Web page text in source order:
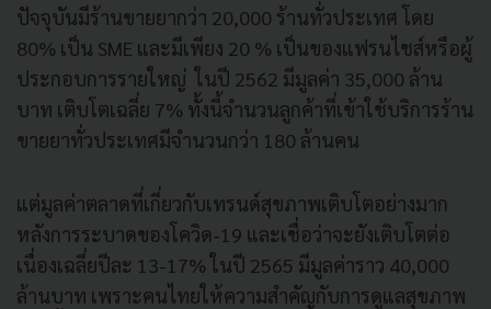
ปัจจุบันมีร้านขายยากว่า 20,000 ร้านทั่วประเทศ โดย
80% เป็น SME และมีเพียง 20 % เป็นของแฟรนไชส์หรือผู้
ประกอบการรายใหญ่ ในปี 2562 มีมูลค่า 35,000 ล้าน
บาท เติบโตเฉลี่ย 7% ทั้งนี้จำนวนลูกค้าที่เข้าใช้บริการร้าน
ขายยาทั่วประเทศมีจำนวนกว่า 180 ล้านคน
แต่มูลค่าตลาดที่เกี่ยวกับเทรนด์สุขภาพเติบโตอย่างมาก
หลังการระบาดของโควิด-19 และเชื่อว่าจะยังเติบโตต่อ
เนื่องเฉลี่ยปีละ 13-17% ในปี 2565 มีมูลค่าราว 40,000
ล้านบาท เพราะคนไทยให้ความสำคัญกับการดูแลสุขภาพ